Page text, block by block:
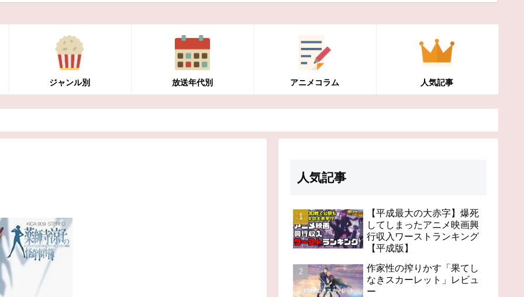
ジャンル別 放送年代別 アニメコラム 人気記事
人気記事
【平成最大の大赤字】爆死
してしまったアニメ映画興
行収入ワーストランキング
【平成版】
作家性の搾りかす「果てし
なきスカーレット」レビュ
ー